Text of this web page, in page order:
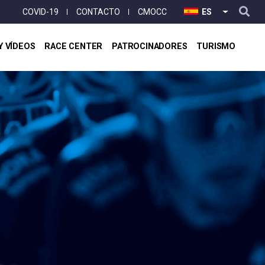
ES LISTA
User
account
COVID-19 CONTACTO CMOCC
VÍDEOS RACE CENTER PATROCINADORES TURISMO